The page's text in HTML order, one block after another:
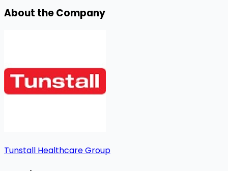
About the Company
Tunstall Healthcare Group